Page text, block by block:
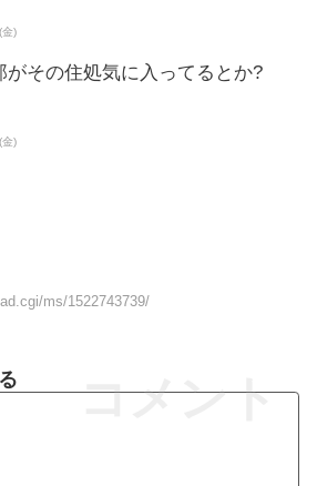
)
がその住処気に入ってるとか?
)
ms/1522743739/
コメント